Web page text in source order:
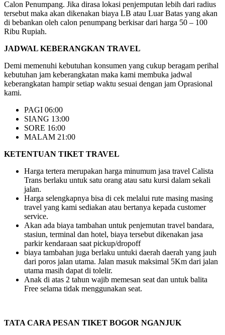
Calon Penumpang. Jika dirasa lokasi penjemputan lebih dari radius
tersebut maka akan dikenakan biaya LB atau Luar Batas yang akan
di bebankan oleh calon penumpang berkisar dari harga 50 – 100
Ribu Rupiah.
JADWAL KEBERANGKAN TRAVEL
Demi memenuhi kebutuhan konsumen yang cukup beragam perihal
kebutuhan jam keberangkatan maka kami membuka jadwal
keberangkatan hampir setiap waktu sesuai dengan jam Oprasional
kami.
PAGI 06:00
SIANG 13:00
SORE 16:00
MALAM 21:00
KETENTUAN TIKET TRAVEL
Harga tertera merupakan harga minumum jasa travel Calista
Trans berlaku untuk satu orang atau satu kursi dalam sekali
jalan.
Harga selengkapnya bisa di cek melalui rute masing masing
travel yang kami sediakan atau bertanya kepada customer
service.
Akan ada biaya tambahan untuk penjemutan travel bandara,
stasiun, terminal dan hotel, biaya tersebut dikenakan jasa
parkir kendaraan saat pickup/dropoff
biaya tambahan juga berlaku untuki daerah daerah yang jauh
dari poros jalan utama. Jalan masuk maksimal 5Km dari jalan
utama masih dapat di tolelir.
Anak di atas 2 tahun wajib memesan seat dan untuk balita
Free selama tidak menggunakan seat.
TATA CARA PESAN TIKET BOGOR NGANJUK